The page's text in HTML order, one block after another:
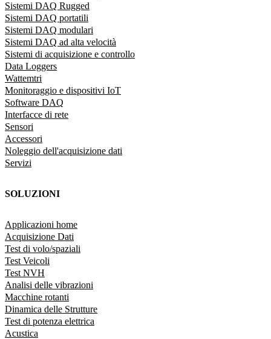
Sistemi DAQ Rugged
Sistemi DAQ portatili
Sistemi DAQ modulari
Sistemi DAQ ad alta velocità
Sistemi di acquisizione e controllo
Data Loggers
Wattemtri
Monitoraggio e dispositivi IoT
Software DAQ
Interfacce di rete
Sensori
Accessori
Noleggio dell'acquisizione dati
Servizi
SOLUZIONI
Applicazioni home
Acquisizione Dati
Test di volo/spaziali
Test Veicoli
Test NVH
Analisi delle vibrazioni
Macchine rotanti
Dinamica delle Strutture
Test di potenza elettrica
Acustica